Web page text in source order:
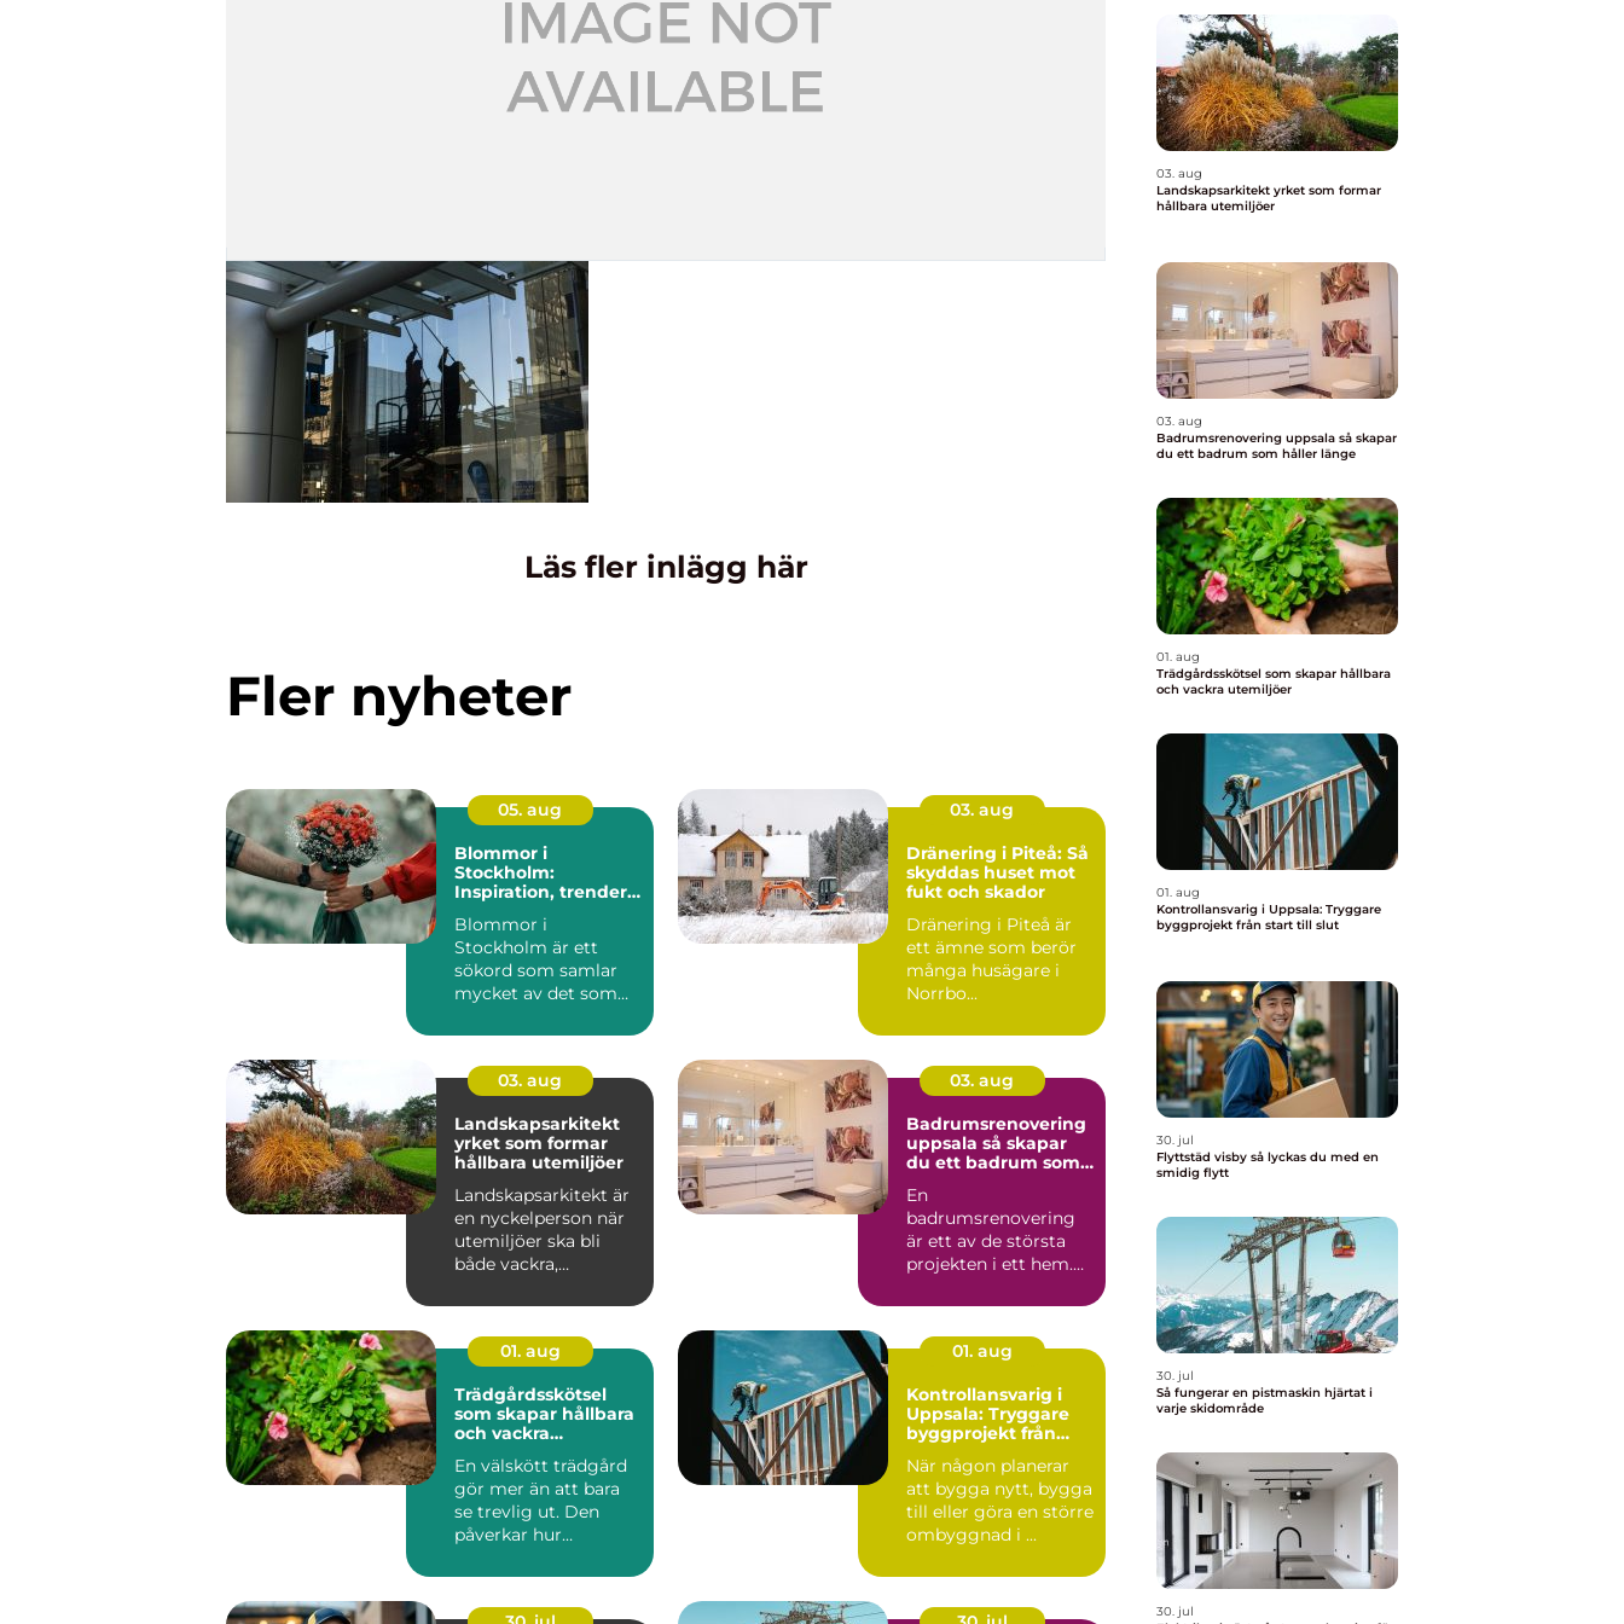
Läs fler inlägg här
Fler nyheter
05. aug
Blommor i
Stockholm:
Inspiration, trender
Blommor i
Stockholm är ett
sökord som samlar
mycket av det som
levand...
03. aug
Dränering i Piteå: Så
skyddas huset mot
fukt och skador
Dränering i Piteå är
ett ämne som berör
många husägare i
Norrbo...
03. aug
Landskapsarkitekt
yrket som formar
hållbara utemiljöer
Landskapsarkitekt är
en nyckelperson när
utemiljöer ska bli
både vackra,
hållbara ö...
03. aug
Badrumsrenovering
uppsala så skapar
du ett badrum som
En
badrumsrenovering
är ett av de största
projekten i ett hem.
hög, arbetet påverk...
01. aug
Trädgårdsskötsel
som skapar hållbara
och vackra
En välskött trädgård
gör mer än att bara
se trevlig ut. Den
påverkar hur
mycket t...
01. aug
Kontrollansvarig i
Uppsala: Tryggare
byggprojekt från
När någon planerar
att bygga nytt, bygga
till eller göra en större
ombyggnad i ...
03. aug
Landskapsarkitekt yrket som formar
hållbara utemiljöer
03. aug
Badrumsrenovering uppsala så skapar
du ett badrum som håller länge
01. aug
Trädgårdsskötsel som skapar hållbara
och vackra utemiljöer
01. aug
Kontrollansvarig i Uppsala: Tryggare
byggprojekt från start till slut
30. jul
Flyttstäd visby så lyckas du med en
smidig flytt
30. jul
Så fungerar en pistmaskin hjärtat i
varje skidområde
30. jul